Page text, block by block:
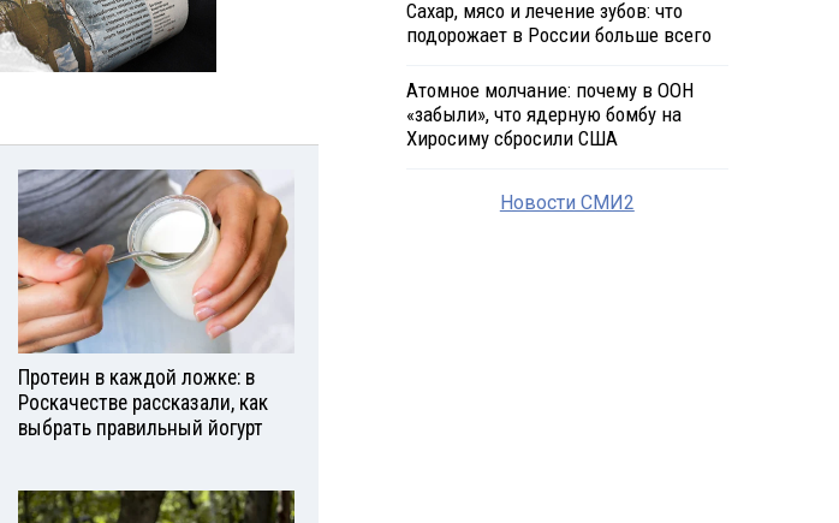
Протеин в каждой ложке: в
Роскачестве рассказали, как
выбрать правильный йогурт
Сахар, мясо и лечение зубов: что
подорожает в России больше всего
Атомное молчание: почему в ООН
«забыли», что ядерную бомбу на
Хиросиму сбросили США
Новости СМИ2